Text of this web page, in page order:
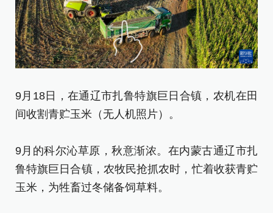
9月18日，在通辽市扎鲁特旗巨日合镇，农机在田
间收割青贮玉米（无人机照片）。
9月的科尔沁草原，秋意渐浓。在内蒙古通辽市扎
鲁特旗巨日合镇，农牧民抢抓农时，忙着收获青贮
玉米，为牲畜过冬储备饲草料。